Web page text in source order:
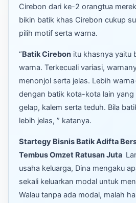
Cirebon dari ke-2 orangtua
bikin batik khas Cirebon cukup
pilih motif serta warna.
“Batik Cirebon itu khasnya yaitu
warna. Terkecuali variasi,
menonjol serta jelas. Lebih
dengan batik kota-kota lain yang
gelap, kalem serta teduh. Bila
lebih jelas, ” katanya.
Startegy Bisnis Batik Adifta
Tembus Omzet Ratusan Juta
usaha keluarga, Dina mengaku
sekali keluarkan modal untuk
Walau tanpa ada modal, malah